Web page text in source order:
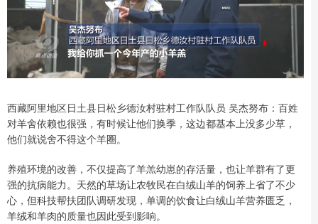
西藏阿里地区日土县日松乡德汝村驻村工作队队员 吴杰努布：百姓
对羊舍依赖也很强，有时候让他们换季，这边都基本上没多少草，
他们就说舍不得这个羊圈。
养殖环境的改善，不仅提高了羊羔幼崽的存活量，也让羊群有了更
强的抗病能力。天然的草场让农牧民在白绒山羊的饲养上省了不少
心，但科技帮扶团队调研发现，单调的饮食让白绒山羊营养匮乏，
羊绒和羊肉的质量也因此受到影响。